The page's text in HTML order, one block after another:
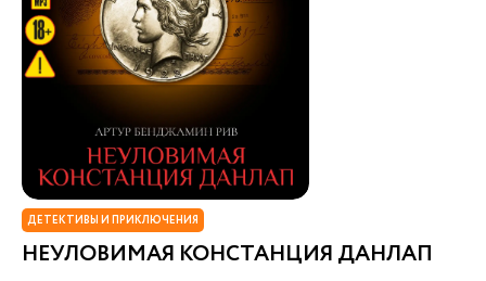
ДЕТЕКТИВЫ И ПРИКЛЮЧЕНИЯ
НЕУЛОВИМАЯ КОНСТАНЦИЯ ДАНЛАП